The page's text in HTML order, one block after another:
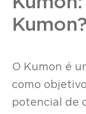
Kumon?
O Kumon é
como
potencial de